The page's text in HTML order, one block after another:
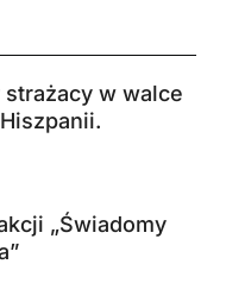
w walce
„Świadomy